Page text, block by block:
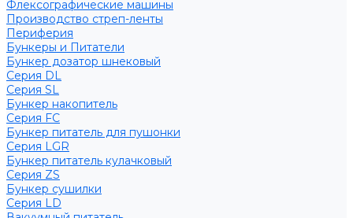
Флексографические машины
Производство стреп-ленты
Периферия
Бункеры и Питатели
Бункер дозатор шнековый
Серия DL
Серия SL
Бункер накопитель
Серия FC
Бункер питатель для пушонки
Серия LGR
Бункер питатель кулачковый
Серия ZS
Бункер сушилки
Серия LD